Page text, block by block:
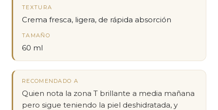
TEXTURA
Crema fresca, ligera, de rápida absorción
TAMAÑO
60 ml
RECOMENDADO A
Quien nota la zona T brillante a media mañana
pero sigue teniendo la piel deshidratada, y